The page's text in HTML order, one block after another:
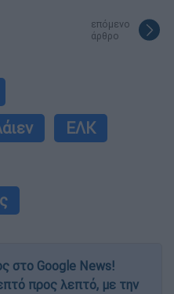
επόμενο
άρθρο
ΕΛΚ
στο Google News!
προς λεπτό, με την